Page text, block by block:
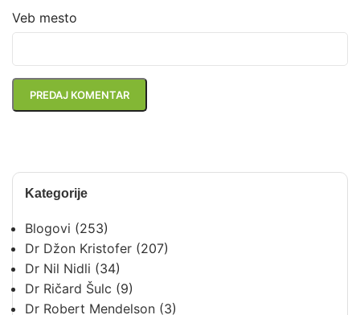
Kategorije
Blogovi (253)
Dr Džon Kristofer (207)
Dr Nil Nidli (34)
Dr Ričard Šulc (9)
Dr Robert Mendelson (3)
Veb mesto